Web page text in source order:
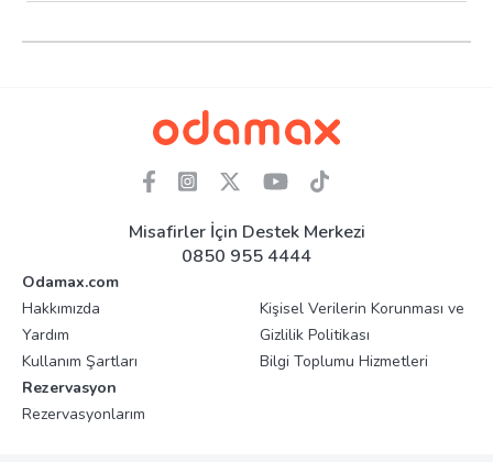
Misafirler İçin Destek Merkezi
0850 955 4444
Odamax.com
Hakkımızda
Yardım
Kullanım Şartları
Kişisel Verilerin Korunması ve
Gizlilik Politikası
Bilgi Toplumu Hizmetleri
Rezervasyon
Rezervasyonlarım